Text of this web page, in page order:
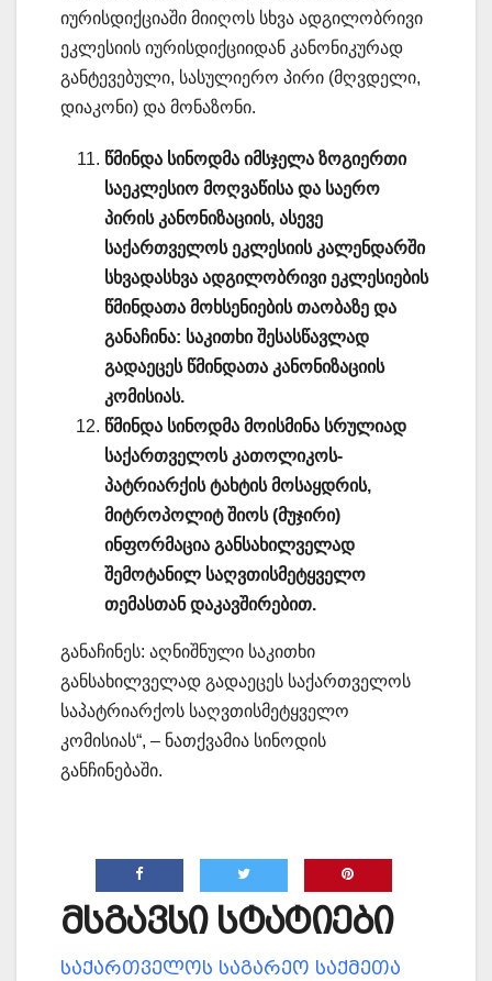
იურისდიქციაში მიიღოს სხვა ადგილობრივი
ეკლესიის იურისდიქციიდან კანონიკურად
განტევებული, სასულიერო პირი (მღვდელი,
დიაკონი) და მონაზონი.
წმინდა სინოდმა იმსჯელა ზოგიერთი
საეკლესიო მოღვაწისა და საერო
პირის კანონიზაციის, ასევე
საქართველოს ეკლესიის კალენდარში
სხვადასხვა ადგილობრივი ეკლესიების
წმინდათა მოხსენიების თაობაზე და
განაჩინა: საკითხი შესასწავლად
გადაეცეს წმინდათა კანონიზაციის
კომისიას.
წმინდა სინოდმა მოისმინა სრულიად
საქართველოს კათოლიკოს-
პატრიარქის ტახტის მოსაყდრის,
მიტროპოლიტ შიოს (მუჯირი)
ინფორმაცია განსახილველად
შემოტანილ საღვთისმეტყველო
თემასთან დაკავშირებით.
განაჩინეს: აღნიშნული საკითხი
განსახილველად გადაეცეს საქართველოს
საპატრიარქოს საღვთისმეტყველო
კომისიას“, – ნათქვამია სინოდის
განჩინებაში.
მსგავსი სტატიები
საქართველოს საგარეო საქმეთა